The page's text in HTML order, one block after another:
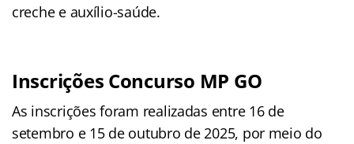
creche e auxílio-saúde.
Inscrições Concurso MP GO
As inscrições foram realizadas entre 16 de
setembro e 15 de outubro de 2025, por meio do